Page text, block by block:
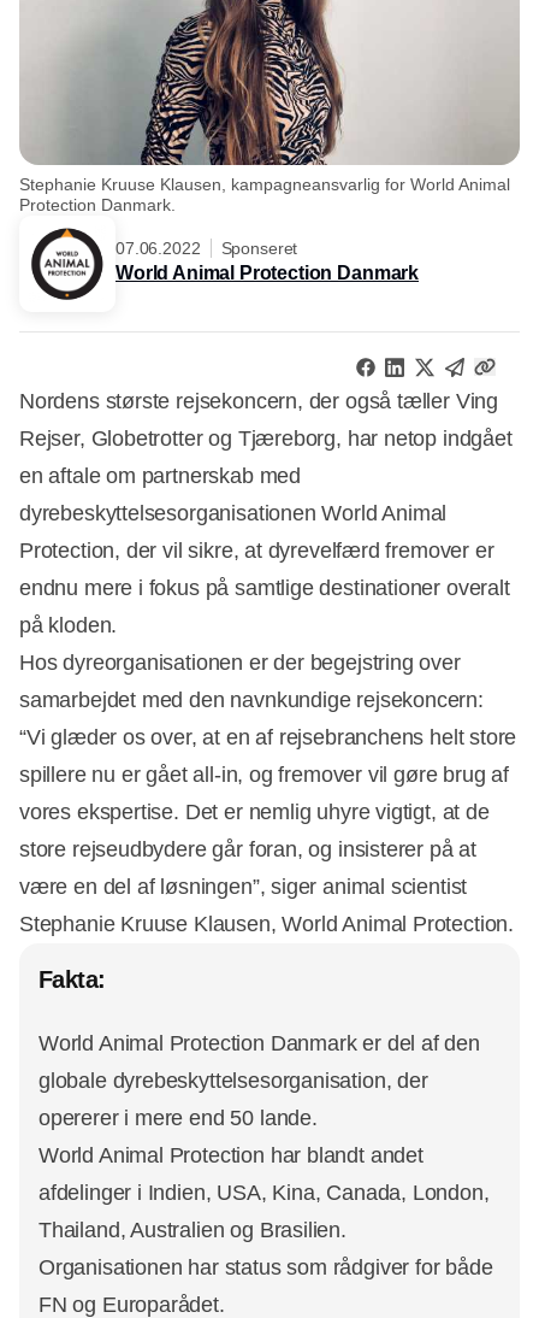
Stephanie Kruuse Klausen, kampagneansvarlig for World Animal
Protection Danmark.
07.06.2022 Sponseret
World Animal Protection Danmark
Nordens største rejsekoncern, der også tæller Ving
Rejser, Globetrotter og Tjæreborg, har netop indgået
en aftale om partnerskab med
dyrebeskyttelsesorganisationen World Animal
Protection, der vil sikre, at dyrevelfærd fremover er
endnu mere i fokus på samtlige destinationer overalt
på kloden.
Hos dyreorganisationen er der begejstring over
samarbejdet med den navnkundige rejsekoncern:
“Vi glæder os over, at en af rejsebranchens helt store
spillere nu er gået all-in, og fremover vil gøre brug af
vores ekspertise. Det er nemlig uhyre vigtigt, at de
store rejseudbydere går foran, og insisterer på at
være en del af løsningen”, siger animal scientist
Stephanie Kruuse Klausen, World Animal Protection.
Fakta:
World Animal Protection Danmark er del af den
globale dyrebeskyttelsesorganisation, der
opererer i mere end 50 lande.
World Animal Protection har blandt andet
afdelinger i Indien, USA, Kina, Canada, London,
Thailand, Australien og Brasilien.
Organisationen har status som rådgiver for både
FN og Europarådet.